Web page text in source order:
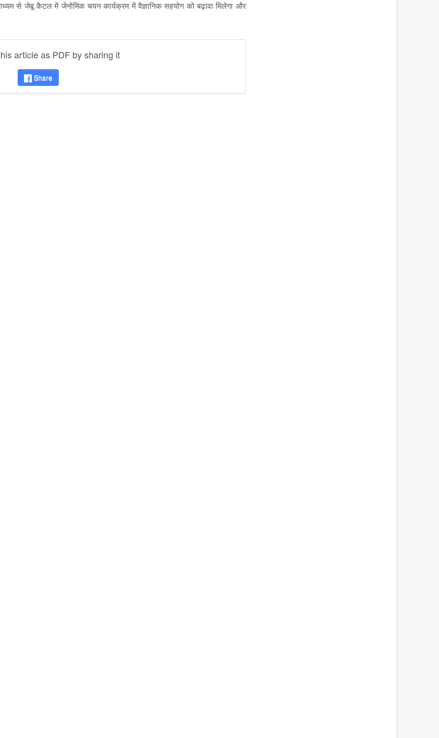
से जेबू कैटल में जेनोमिक चयन कार्यक्रम में वैज्ञानिक सहयोग को बढ़ावा मिलेगा और
article as PDF by sharing it
Share